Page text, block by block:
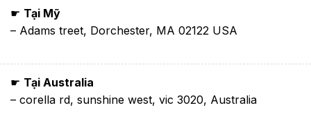
☛ Tại Mỹ
– Adams treet, Dorchester, MA 02122 USA
☛ Tại Australia
– corella rd, sunshine west, vic 3020, Australia